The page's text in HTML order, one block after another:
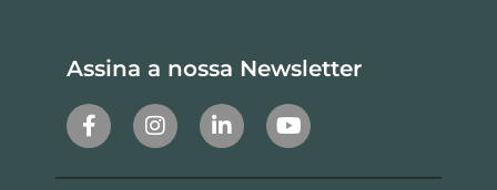
Assina a nossa Newsletter